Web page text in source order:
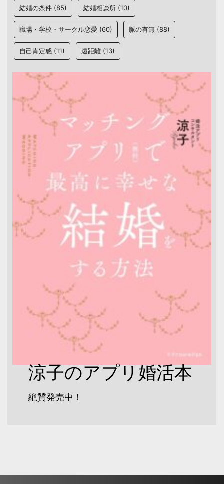
結婚の条件 (85) 結婚相談所 (10)
職場・学校・サークル恋愛 (60) 脈の有無 (88)
自己肯定感 (11) 遠距離 (13)
涼子のアプリ婚活本
絶賛発売中！